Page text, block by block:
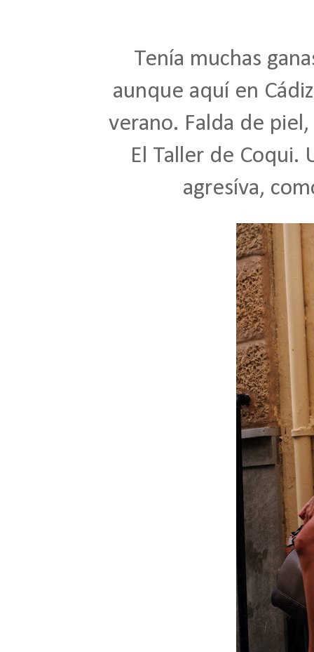
Tenía muchas
aunque aquí en
verano. Falda de
El Taller de Coqui.
agresíva,